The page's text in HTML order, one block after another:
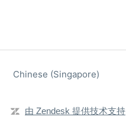
Chinese (Singapore)
由 Zendesk 提供技术支持